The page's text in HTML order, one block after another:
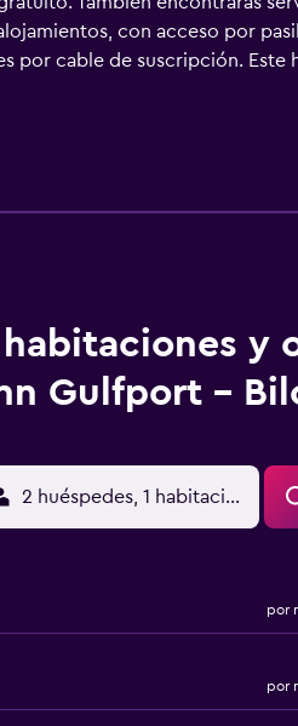
con acceso por
por cable de suscripción.
y sillas de oficina,
también incluyen
y
Gulfport -
2 huéspedes, 1 habitación
por
por